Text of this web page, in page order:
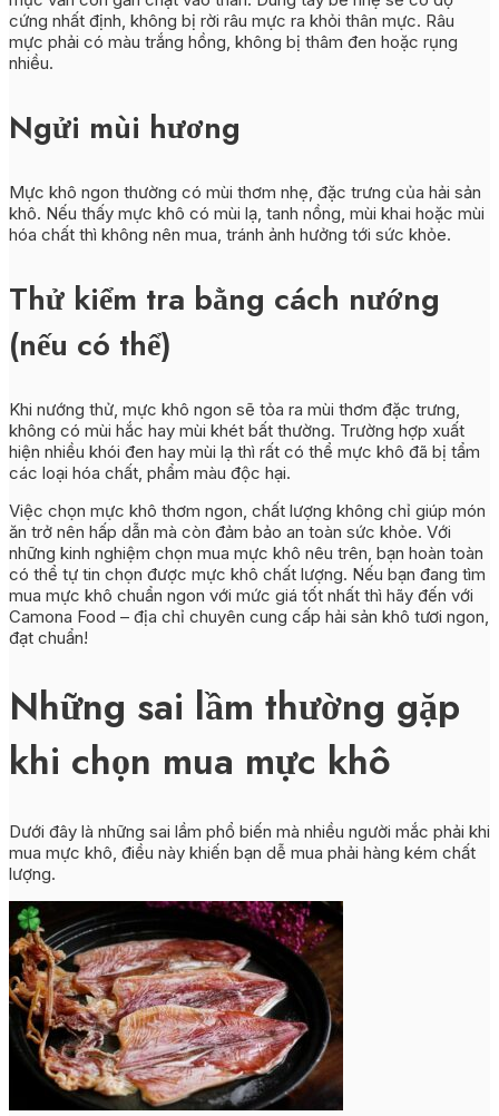
cứng nhất định, không bị rời râu mực ra khỏi thân mực. Râu
mực phải có màu trắng hồng, không bị thâm đen hoặc rụng
nhiều.
Ngửi mùi hương
Mực khô ngon thường có mùi thơm nhẹ, đặc trưng của hải sản
khô. Nếu thấy mực khô có mùi lạ, tanh nồng, mùi khai hoặc mùi
hóa chất thì không nên mua, tránh ảnh hưởng tới sức khỏe.
Thử kiểm tra bằng cách nướng
(nếu có thể)
Khi nướng thử, mực khô ngon sẽ tỏa ra mùi thơm đặc trưng,
không có mùi hắc hay mùi khét bất thường. Trường hợp xuất
hiện nhiều khói đen hay mùi lạ thì rất có thể mực khô đã bị tẩm
các loại hóa chất, phẩm màu độc hại.
Việc chọn mực khô thơm ngon, chất lượng không chỉ giúp món
ăn trở nên hấp dẫn mà còn đảm bảo an toàn sức khỏe. Với
những kinh nghiệm chọn mua mực khô nêu trên, bạn hoàn toàn
có thể tự tin chọn được mực khô chất lượng. Nếu bạn đang tìm
mua mực khô chuẩn ngon với mức giá tốt nhất thì hãy đến với
Camona Food – địa chỉ chuyên cung cấp hải sản khô tươi ngon,
đạt chuẩn!
Những sai lầm thường gặp
khi chọn mua mực khô
Dưới đây là những sai lầm phổ biến mà nhiều người mắc phải khi
mua mực khô, điều này khiến bạn dễ mua phải hàng kém chất
lượng.